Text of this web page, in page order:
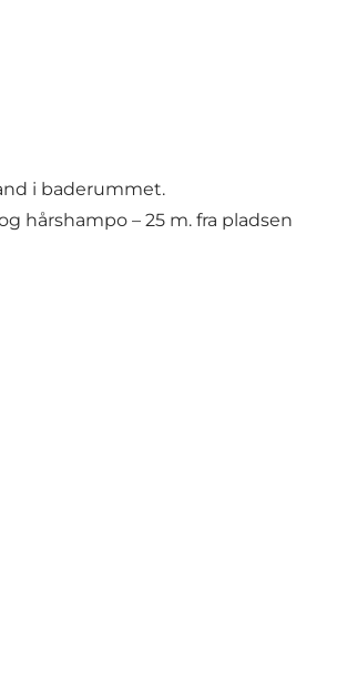
i baderummet.
hårshampo – 25 m. fra pladsen